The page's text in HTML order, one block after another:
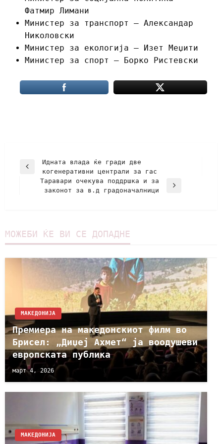
Фатмир Лимани
Министер за транспорт – Александар
Николовски
Министер за екологија – Изет Меџити
Министер за спорт – Борко Ристевски
Идната влада ќе гради две
когенеративни централи за гас
Таравари очекува поддршка и за
законот за в.д градоначалници
МОЖЕБИ ЌЕ ВИ СЕ ДОПАДНЕ
МАКЕДОНИЈА
Премиера на македонскиот филм во
Брисел: „Диџеј Ахмет“ ја воодушеви
европската публика
март 4, 2026
МАКЕДОНИЈА